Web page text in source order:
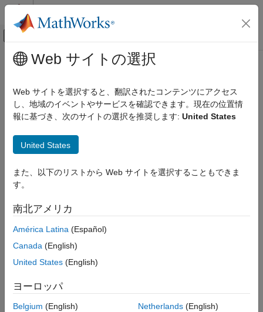
コンテンツへスキップ
オフキャンバス ナビゲーション メ
ドキュメンテーションのホーム
Embedded Coder
Verification, Testing, and Certification
ON THIS PAGE
Syntax
Examples
Input Arguments
Output Arguments
Version History
メインコンテンツ
SelfTimeInTicks
Get number of timer ticks recorded for profiled code section,
excluding time spent in child functions
collapse all in page
Syntax
SelfTicks = NthSectionProfile.SelfTimeInTicks
Description
SelfTicks=NthSectionProfile
However, this number excludes the time spent in calls to child
functions.
Examples
Web サイトの選択
Web サイトを選択すると、翻訳されたコンテンツにアクセス
し、地域のイベントやサービスを確認できます。現在の位置情
報に基づき、次のサイトの選択を推奨します: United States
United States
また、以下のリストから Web サイトを選択することもできま
す。
南北アメリカ
América Latina (Español)
Canada (English)
United States (English)
ヨーロッパ
Belgium (English)
Netherlands(English)